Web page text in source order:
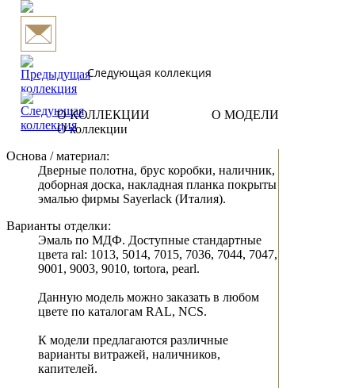
Следующая коллекция
О КОЛЛЕКЦИИ
О МОДЕЛИ
О коллекции
Основа / материал:
Дверные полотна, брус коробки, наличник,
доборная доска, накладная планка покрыты
эмалью фирмы Sayerlack (Италия).
Варианты отделки:
Эмаль по МДФ. Доступные стандартные
цвета ral: 1013, 5014, 7015, 7036, 7044, 7047,
9001, 9003, 9010, tortora, pearl.
Данную модель можно заказать в любом
цвете по каталогам RAL, NCS.
К модели предлагаются различные
варианты витражей, наличников,
капителей.